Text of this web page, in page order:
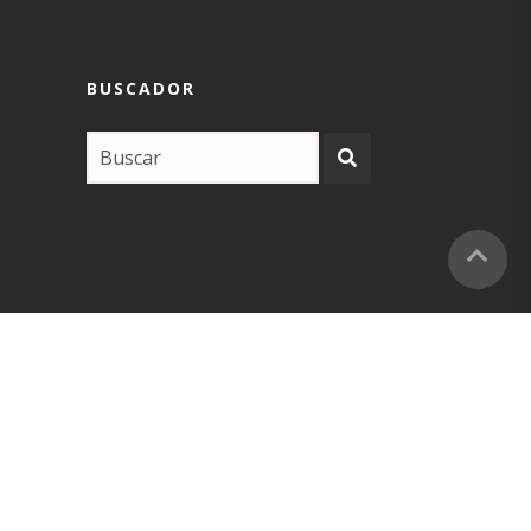
BUSCADOR